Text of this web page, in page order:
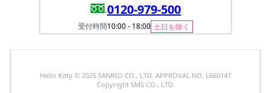
0120-979-500
受付時間10:00 - 18:00 土日を除く
Hello Kitty © 2025 SANRIO CO., LTD. APPROVAL NO. L660147
Copyright SMS CO., LTD.